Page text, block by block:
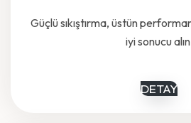
Güçlü sıkıştırma, üstün
iyi sonucu
DETAY